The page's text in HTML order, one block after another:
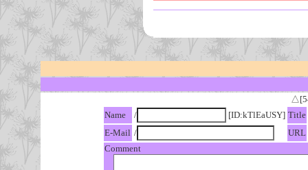
Name
/ [ID:kTlEaUSY] Title
E-Mail /
URL
Comment